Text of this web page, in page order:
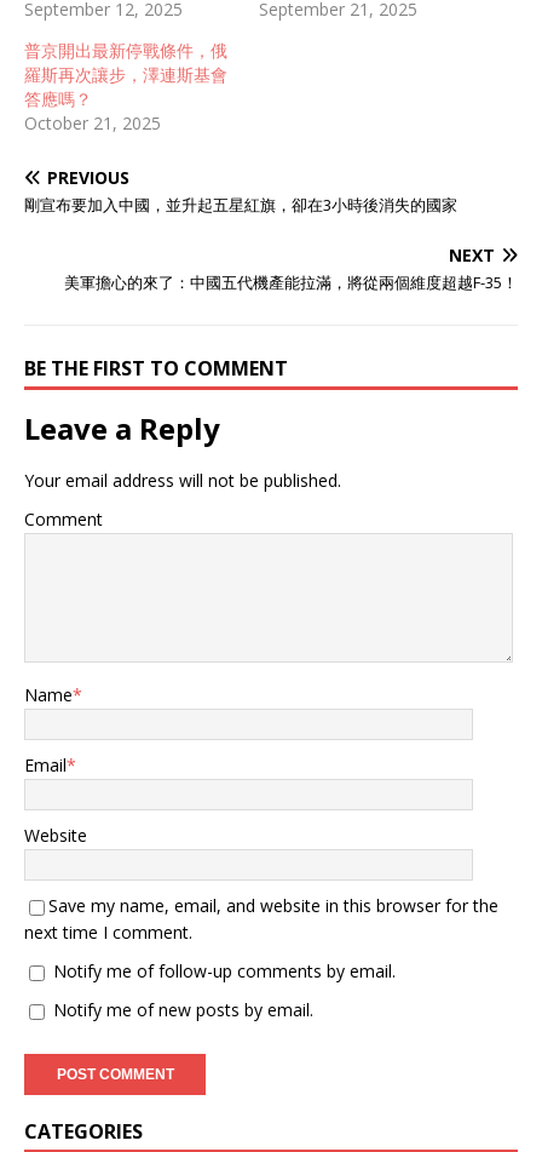
September 12, 2025
September 21, 2025
普京開出最新停戰條件，俄
羅斯再次讓步，澤連斯基會
答應嗎？
October 21, 2025
PREVIOUS
剛宣布要加入中國，並升起五星紅旗，卻在3小時後消失的國家
NEXT
美軍擔心的來了：中國五代機產能拉滿，將從兩個維度超越F-35！
BE THE FIRST TO COMMENT
Leave a Reply
Your email address will not be published.
Comment
Name*
Email*
Website
Save my name, email, and website in this browser for the
next time I comment.
Notify me of follow-up comments by email.
Notify me of new posts by email.
CATEGORIES